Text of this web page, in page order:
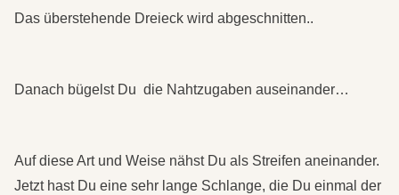
Das überstehende Dreieck wird abgeschnitten..
Danach bügelst Du die Nahtzugaben auseinander…
Auf diese Art und Weise nähst Du als Streifen aneinander.
Jetzt hast Du eine sehr lange Schlange, die Du einmal der